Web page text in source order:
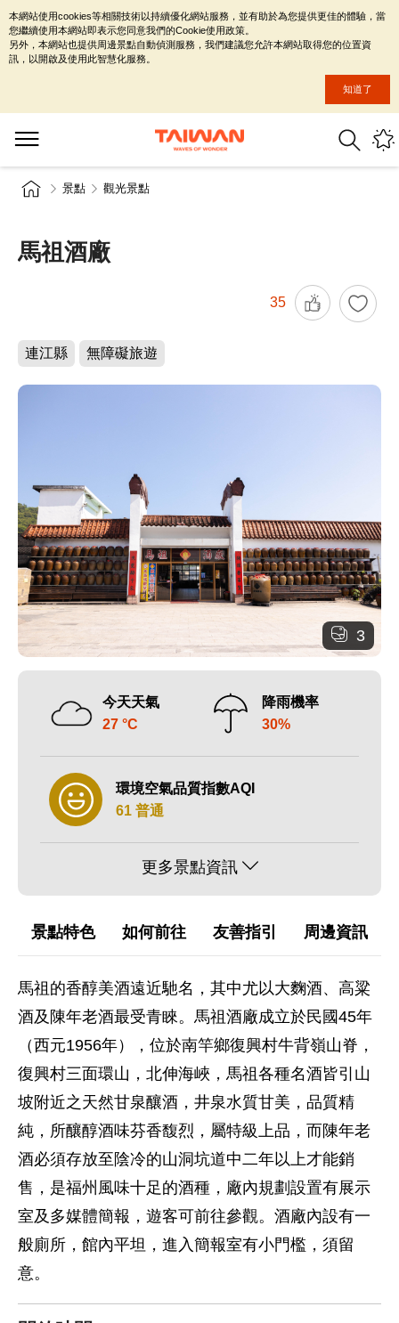
景點 觀光景點
馬祖酒廠
35
連江縣 無障礙旅遊
3
今天天氣
27 °C
降雨機率
30%
環境空氣品質指數AQI
61 普通
更多景點資訊
景點特色 如何前往 友善指引 周邊資訊
馬祖的香醇美酒遠近馳名，其中尤以大麴酒、高粱
酒及陳年老酒最受青睞。馬祖酒廠成立於民國45年
（西元1956年），位於南竿鄉復興村牛背嶺山脊，
復興村三面環山，北伸海峽，馬祖各種名酒皆引山
坡附近之天然甘泉釀酒，井泉水質甘美，品質精
純，所釀醇酒味芬香馥烈，屬特級上品，而陳年老
酒必須存放至陰冷的山洞坑道中二年以上才能銷
售，是福州風味十足的酒種，廠內規劃設置有展示
室及多媒體簡報，遊客可前往參觀。酒廠內設有一
般廁所，館內平坦，進入簡報室有小門檻，須留
意。
本網站使用cookies等相關技術以持續優化網站服務，並有助於為您提供更佳的體驗，當
您繼續使用本網站即表示您同意我們的Cookie使用政策。
另外，本網站也提供周邊景點自動偵測服務，我們建議您允許本網站取得您的位置資
訊，以開啟及使用此智慧化服務。
知道了